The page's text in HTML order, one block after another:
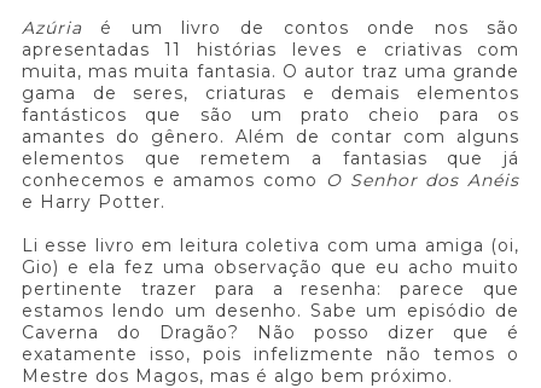
Azúriaé um livro de contos onde nos são
apresentadas 11 histórias leves e criativas com
muita, mas muita fantasia. O autor traz uma grande
gama de seres, criaturas e demais elementos
fantásticos que são um prato cheio para os
amantes do gênero. Além de contar com alguns
elementos que remetem a fantasias que já
conhecemos e amamos como O Senhor dos Anéis
e Harry Potter.
Li esse livro em leitura coletiva com uma amiga (oi,
Gio) e ela fez uma observação que eu acho muito
pertinente trazer para a resenha: parece que
estamos lendo um desenho. Sabe um episódio de
Caverna do Dragão? Não posso dizer que é
exatamente isso, pois infelizmente não temos o
Mestre dos Magos, mas é algo bem próximo.